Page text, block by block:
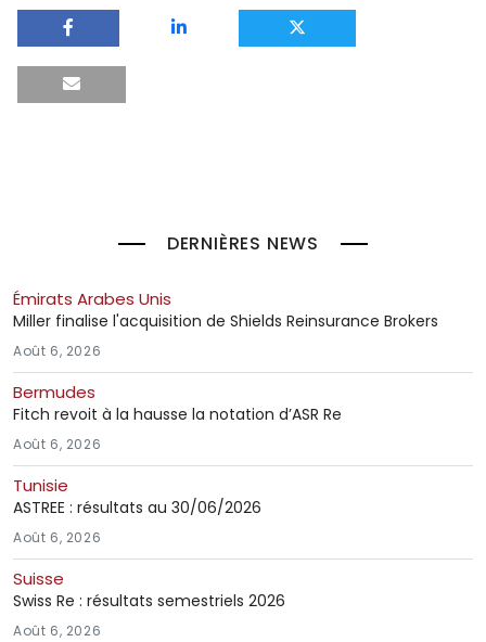
DERNIÈRES NEWS
Émirats Arabes Unis
Miller finalise l'acquisition de Shields Reinsurance Brokers
Août 6, 2026
Bermudes
Fitch revoit à la hausse la notation d’ASR Re
Août 6, 2026
Tunisie
ASTREE : résultats au 30/06/2026
Août 6, 2026
Suisse
Swiss Re : résultats semestriels 2026
Août 6, 2026